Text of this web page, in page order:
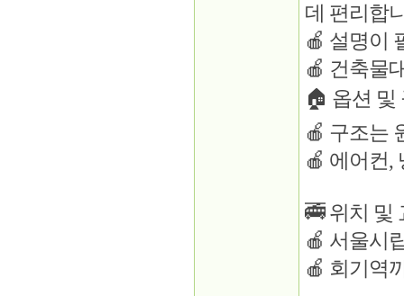
데 편리합
🍎 설명이
🍎 건축물
🏠 옵션
🍎 구조는
🍎 에어컨,
🚎 위치 및
🍎 서울시
🍎 회기역